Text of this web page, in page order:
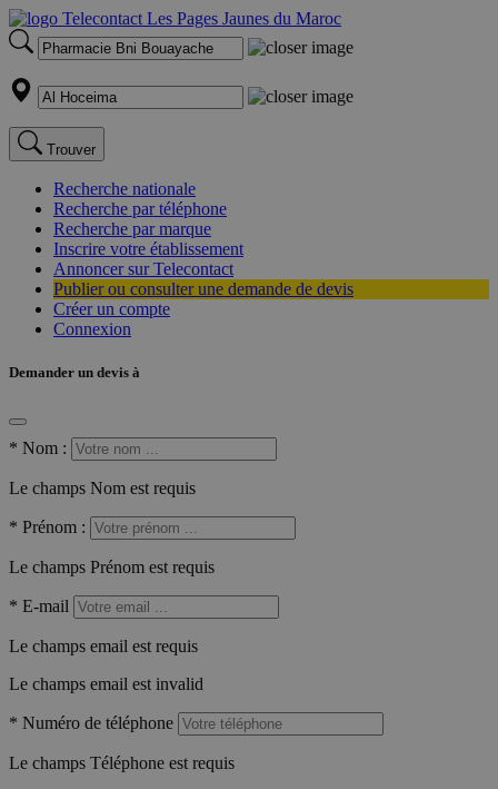
Trouver
Recherche nationale
Recherche par téléphone
Recherche par marque
Inscrire votre établissement
Annoncer sur Telecontact
Publier ou consulter une demande de devis
Créer un compte
Connexion
Demander un devis à
* Nom :
Le champs Nom est requis
* Prénom :
Le champs Prénom est requis
* E-mail
Le champs email est requis
Le champs email est invalid
* Numéro de téléphone
Le champs Téléphone est requis